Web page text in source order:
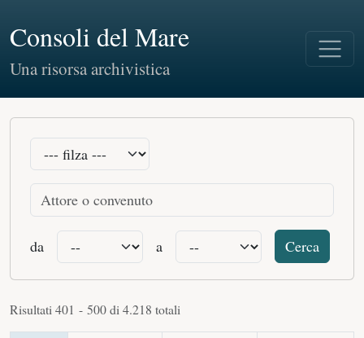
Consoli del Mare
Una risorsa archivistica
da a Cerca
Risultati 401 - 500 di 4.218 totali